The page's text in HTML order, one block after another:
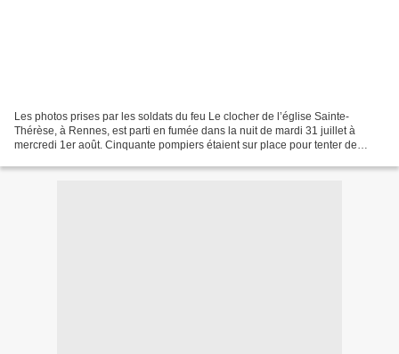
Les photos prises par les soldats du feu Le clocher de l’église Sainte-
Thérèse, à Rennes, est parti en fumée dans la nuit de mardi 31 juillet à
mercredi 1er août. Cinquante pompiers étaient sur place pour tenter de